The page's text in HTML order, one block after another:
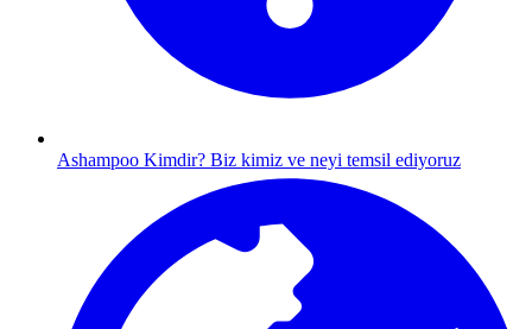
Ashampoo Kimdir? Biz kimiz ve neyi temsil ediyoruz